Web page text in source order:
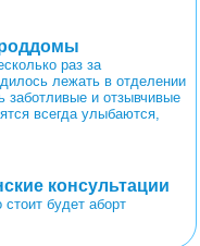
раз за
лежать в отделении
заботливые и отзывчивые
всегда улыбаются,
консультации
будет аборт